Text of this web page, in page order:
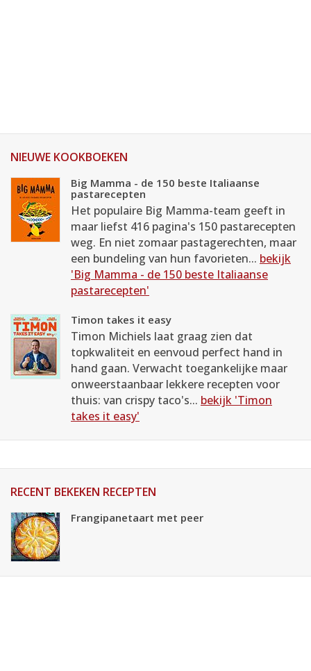
NIEUWE KOOKBOEKEN
Big Mamma - de 150 beste Italiaanse
pastarecepten
Het populaire Big Mamma-team geeft in
maar liefst 416 pagina's 150 pastarecepten
weg. En niet zomaar pastagerechten, maar
een bundeling van hun favorieten... bekijk
'Big Mamma - de 150 beste Italiaanse
pastarecepten'
Timon takes it easy
Timon Michiels laat graag zien dat
topkwaliteit en eenvoud perfect hand in
hand gaan. Verwacht toegankelijke maar
onweerstaanbaar lekkere recepten voor
thuis: van crispy taco's... bekijk 'Timon
takes it easy'
RECENT BEKEKEN RECEPTEN
Frangipanetaart met peer